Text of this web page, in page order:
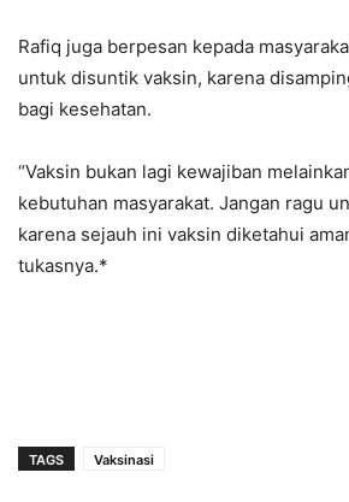
Rafiq juga berpesan kepada
untuk disuntik vaksin, karena
bagi kesehatan.
“Vaksin bukan lagi kewajiban
kebutuhan masyarakat. Jangan ragu
karena sejauh ini vaksin diketahui
tukasnya.*
TAGS Vaksinasi